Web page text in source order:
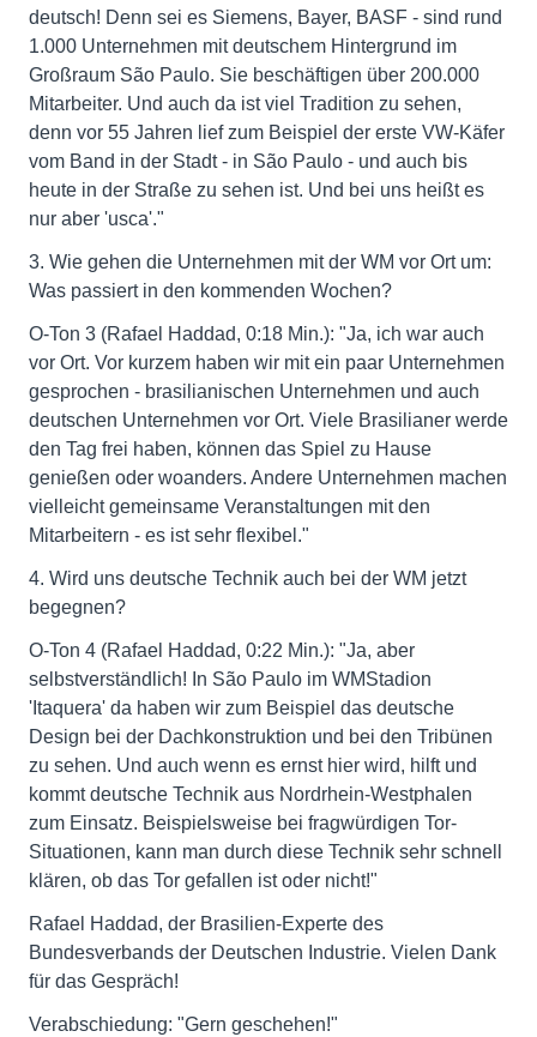
deutsch! Denn sei es Siemens, Bayer, BASF - sind rund
1.000 Unternehmen mit deutschem Hintergrund im
Großraum São Paulo. Sie beschäftigen über 200.000
Mitarbeiter. Und auch da ist viel Tradition zu sehen,
denn vor 55 Jahren lief zum Beispiel der erste VW-Käfer
vom Band in der Stadt - in São Paulo - und auch bis
heute in der Straße zu sehen ist. Und bei uns heißt es
nur aber 'usca'."
3. Wie gehen die Unternehmen mit der WM vor Ort um:
Was passiert in den kommenden Wochen?
O-Ton 3 (Rafael Haddad, 0:18 Min.): "Ja, ich war auch
vor Ort. Vor kurzem haben wir mit ein paar Unternehmen
gesprochen - brasilianischen Unternehmen und auch
deutschen Unternehmen vor Ort. Viele Brasilianer werde
den Tag frei haben, können das Spiel zu Hause
genießen oder woanders. Andere Unternehmen machen
vielleicht gemeinsame Veranstaltungen mit den
Mitarbeitern - es ist sehr flexibel."
4. Wird uns deutsche Technik auch bei der WM jetzt
begegnen?
O-Ton 4 (Rafael Haddad, 0:22 Min.): "Ja, aber
selbstverständlich! In São Paulo im WMStadion
'Itaquera' da haben wir zum Beispiel das deutsche
Design bei der Dachkonstruktion und bei den Tribünen
zu sehen. Und auch wenn es ernst hier wird, hilft und
kommt deutsche Technik aus Nordrhein-Westphalen
zum Einsatz. Beispielsweise bei fragwürdigen Tor-
Situationen, kann man durch diese Technik sehr schnell
klären, ob das Tor gefallen ist oder nicht!"
Rafael Haddad, der Brasilien-Experte des
Bundesverbands der Deutschen Industrie. Vielen Dank
für das Gespräch!
Verabschiedung: "Gern geschehen!"